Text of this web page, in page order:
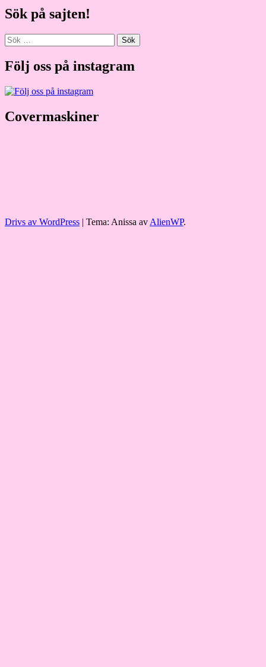
Sök på sajten!
Sök
efter:
Följ oss på instagram
Covermaskiner
Drivs av WordPress Tema: Anissa avAlienWP.